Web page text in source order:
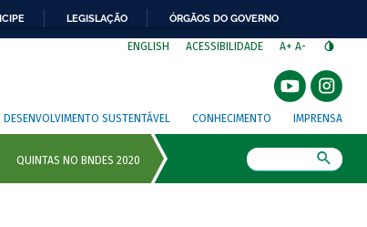
LEGISLAÇÃO ÓRGÃOS DO GOVERNO
ENGLISH ACESSIBILIDADE A+ A-
DESENVOLVIMENTO SUSTENTÁVEL CONHECIMENTO IMPRENSA